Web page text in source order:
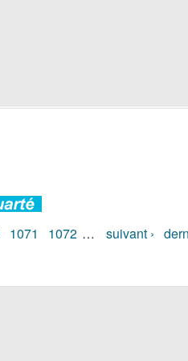
1071 1072 … suivant ›